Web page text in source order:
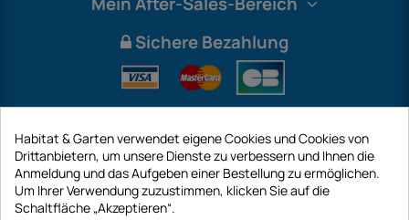
Sichere Bezahlung
Habitat & Garten verwendet eigene Cookies und Cookies von
Drittanbietern, um unsere Dienste zu verbessern und Ihnen die
Anmeldung und das Aufgeben einer Bestellung zu ermöglichen.
Um Ihrer Verwendung zuzustimmen, klicken Sie auf die
Schaltfläche „Akzeptieren“.